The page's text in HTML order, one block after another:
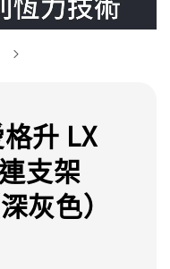
升 LX
支架
灰色）